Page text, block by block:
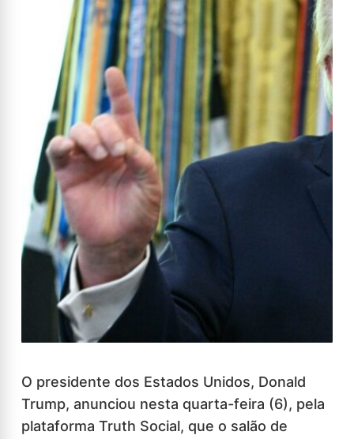
O presidente dos Estados Unidos, Donald
Trump, anunciou nesta quarta-feira (6), pela
plataforma Truth Social, que o salão de